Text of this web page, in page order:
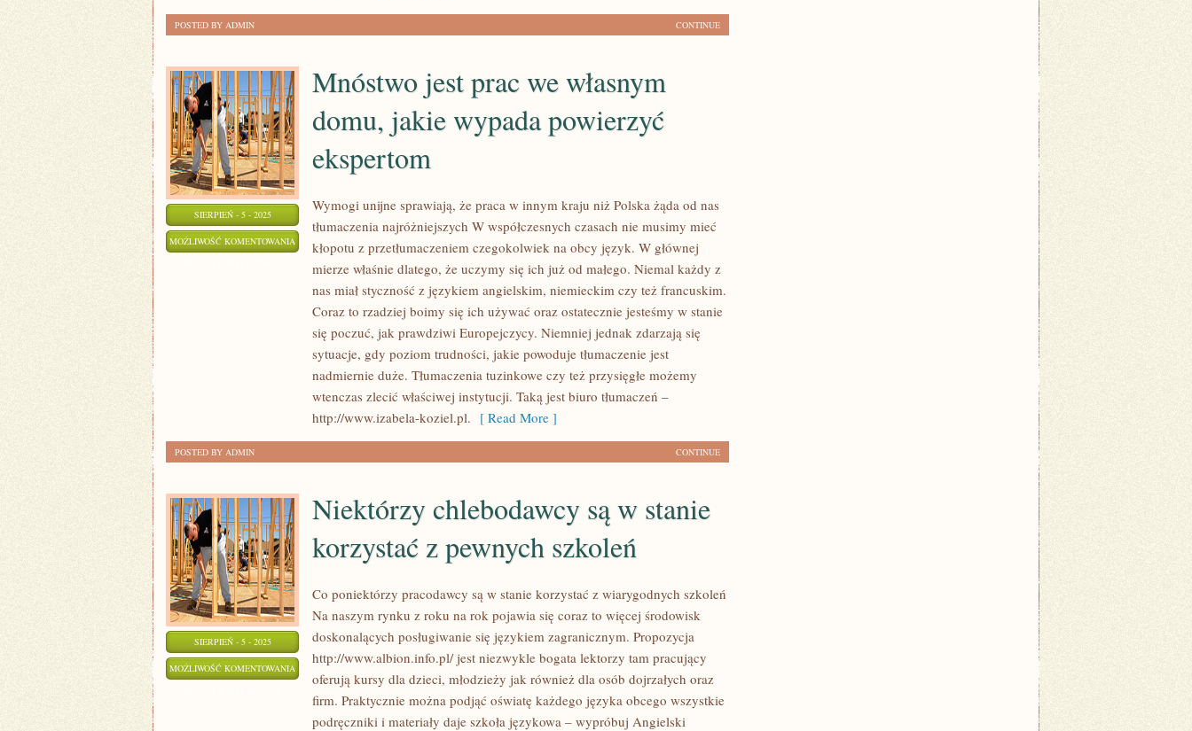
CONTINUE
POSTED BY ADMIN
SIERPIEŃ - 5 - 2025
MOŻLIWOŚĆ KOMENTOWANIA
WŁASNYM
DOMU,
JAKIE
WYPADA
POWIERZYĆ
EKSPERTOM
Mnóstwo jest prac we własnym
domu, jakie wypada powierzyć
ekspertom
Wymogi unijne sprawiają, że praca w innym kraju niż Polska żąda od nas
tłumaczenia najróżniejszych W współczesnych czasach nie musimy mieć
kłopotu z przetłumaczeniem czegokolwiek na obcy język. W głównej
mierze właśnie dlatego, że uczymy się ich już od małego. Niemal każdy z
nas miał styczność z językiem angielskim, niemieckim czy też francuskim.
Coraz to rzadziej boimy się ich używać oraz ostatecznie jesteśmy w stanie
się poczuć, jak prawdziwi Europejczycy. Niemniej jednak zdarzają się
sytuacje, gdy poziom trudności, jakie powoduje tłumaczenie jest
nadmiernie duże. Tłumaczenia tuzinkowe czy też przysięgłe możemy
wtenczas zlecić właściwej instytucji. Taką jest biuro tłumaczeń –
http://www.izabela-koziel.pl. [ Read More ]
CONTINUE
POSTED BY ADMIN
SIERPIEŃ - 5 - 2025
MOŻLIWOŚĆ KOMENTOWANIA NIEKTÓRZY
CHLEBODAWCY
Niektórzy chlebodawcy są w stanie
korzystać z pewnych szkoleń
Co poniektórzy pracodawcy są w stanie korzystać z wiarygodnych szkoleń
Na naszym rynku z roku na rok pojawia się coraz to więcej środowisk
doskonalących posługiwanie się językiem zagranicznym. Propozycja
http://www.albion.info.pl/ jest niezwykle bogata lektorzy tam pracujący
oferują kursy dla dzieci, młodzieży jak również dla osób dojrzałych oraz
firm. Praktycznie można podjąć oświatę każdego języka obcego wszystkie
podręczniki i materiały daje szkoła językowa – wypróbuj Angielski